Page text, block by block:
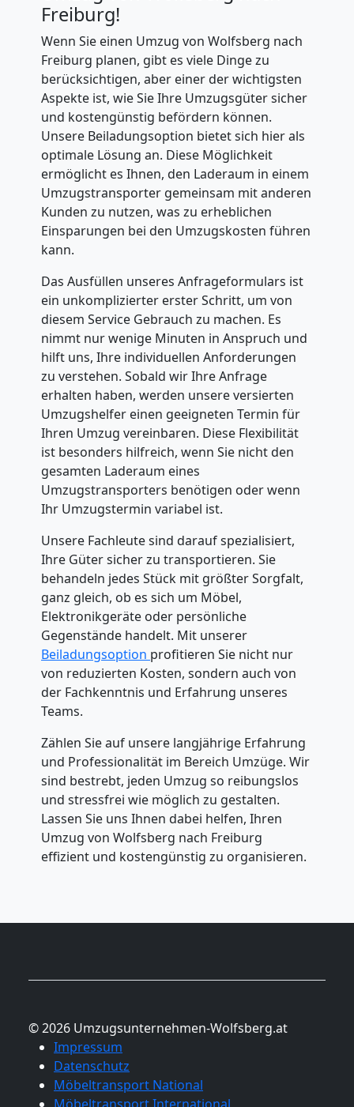
Freiburg!
Wenn Sie einen Umzug von Wolfsberg nach
Freiburg planen, gibt es viele Dinge zu
berücksichtigen, aber einer der wichtigsten
Aspekte ist, wie Sie Ihre Umzugsgüter sicher
und kostengünstig befördern können.
Unsere Beiladungsoption bietet sich hier als
optimale Lösung an. Diese Möglichkeit
ermöglicht es Ihnen, den Laderaum in einem
Umzugstransporter gemeinsam mit anderen
Kunden zu nutzen, was zu erheblichen
Einsparungen bei den Umzugskosten führen
kann.
Das Ausfüllen unseres Anfrageformulars ist
ein unkomplizierter erster Schritt, um von
diesem Service Gebrauch zu machen. Es
nimmt nur wenige Minuten in Anspruch und
hilft uns, Ihre individuellen Anforderungen
zu verstehen. Sobald wir Ihre Anfrage
erhalten haben, werden unsere versierten
Umzugshelfer einen geeigneten Termin für
Ihren Umzug vereinbaren. Diese Flexibilität
ist besonders hilfreich, wenn Sie nicht den
gesamten Laderaum eines
Umzugstransporters benötigen oder wenn
Ihr Umzugstermin variabel ist.
Unsere Fachleute sind darauf spezialisiert,
Ihre Güter sicher zu transportieren. Sie
behandeln jedes Stück mit größter Sorgfalt,
ganz gleich, ob es sich um Möbel,
Elektronikgeräte oder persönliche
Gegenstände handelt. Mit unserer
Beiladungsoption profitieren Sie nicht nur
von reduzierten Kosten, sondern auch von
der Fachkenntnis und Erfahrung unseres
Teams.
Zählen Sie auf unsere langjährige Erfahrung
und Professionalität im Bereich Umzüge. Wir
sind bestrebt, jeden Umzug so reibungslos
und stressfrei wie möglich zu gestalten.
Lassen Sie uns Ihnen dabei helfen, Ihren
Umzug von Wolfsberg nach Freiburg
effizient und kostengünstig zu organisieren.
© 2026 Umzugsunternehmen-Wolfsberg.at
Impressum
Datenschutz
Möbeltransport National